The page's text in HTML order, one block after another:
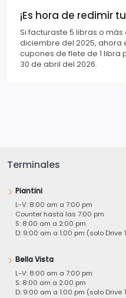
¡Es hora de redimir
Si facturaste 5 libras o más
diciembre del 2025, ahora
cupones de flete de 1 libra
30 de abril del 2026.
Terminales
Piantini
L-V: 8:00 am a 7:00 pm
Counter hasta las 7:00 pm
S: 8:00 am a 2:00 pm
D: 9:00 am a 1:00 pm (solo Drive
Bella Vista
L-V: 8:00 am a 7:00 pm
S: 8:00 am a 2:00 pm
D: 9:00 am a 1:00 pm (solo Drive